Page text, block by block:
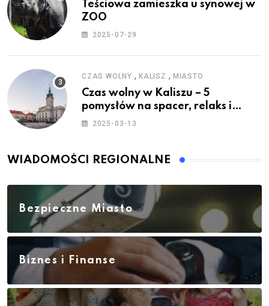
Teściowa zamieszka u synowej w
ZOO
2025-07-29
CZAS WOLNY , KALISZ , MIASTO
Czas wolny w Kaliszu – 5
pomysłów na spacer, relaks i
rodzinne atrakcje
2025-03-13
WIADOMOŚCI REGIONALNE
Bezpieczne Miasto
Biznes i Finanse